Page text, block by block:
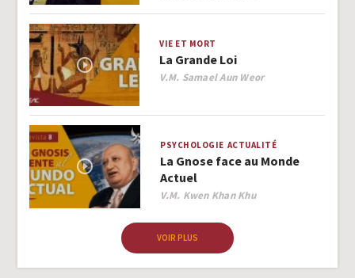
VIE ET MORT
La Grande Loi
Author
V.M. Samael Aun Weor
PSYCHOLOGIE ACTUALITÉ
La Gnose face au Monde
Actuel
Author
V.M. Kwen Khan Khu
VOIR PLUS